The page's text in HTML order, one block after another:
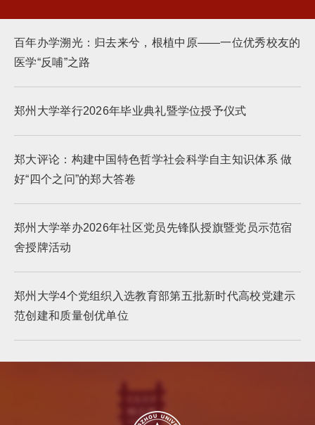
百年办学溯光：归去来兮，根植中原——一位优秀校友的
医学“反哺”之路
郑州大学举行2026年毕业典礼暨学位授予仪式
郑大评论：构建中国特色哲学社会科学自主知识体系 做
好“四个之问”的郑大答卷
郑州大学举办2026年社区党员先锋队授旗暨党员示范宿
舍授牌活动
郑州大学4个党组织入选教育部第五批新时代高校党建示
范创建和质量创优单位